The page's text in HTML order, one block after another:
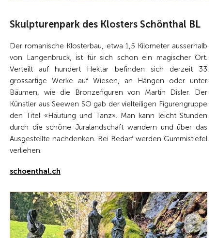
Skulpturenpark des Klosters Schönthal BL
Der romanische Klosterbau, etwa 1,5 Kilometer ausserhalb
von Langenbruck, ist für sich schon ein magischer Ort.
Verteilt auf hundert Hektar befinden sich derzeit 33
grossartige Werke auf Wiesen, an Hängen oder unter
Bäumen, wie die Bronzefiguren von Martin Disler. Der
Künstler aus Seewen SO gab der vielteiligen Figurengruppe
den Titel «Häutung und Tanz». Man kann leicht Stunden
durch die schöne Juralandschaft wandern und über das
Ausgestellte nachdenken. Bei Bedarf werden Gummistiefel
verliehen.
schoenthal.ch